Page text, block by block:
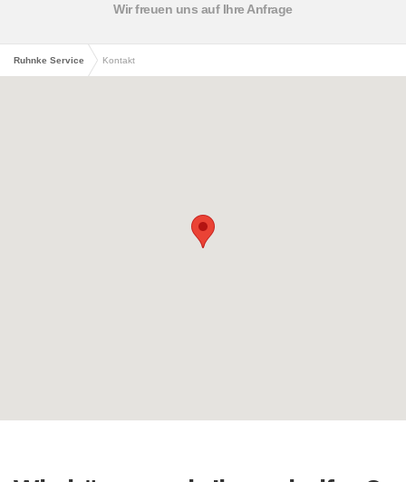
Wir freuen uns auf Ihre Anfrage
Ruhnke Service Kontakt